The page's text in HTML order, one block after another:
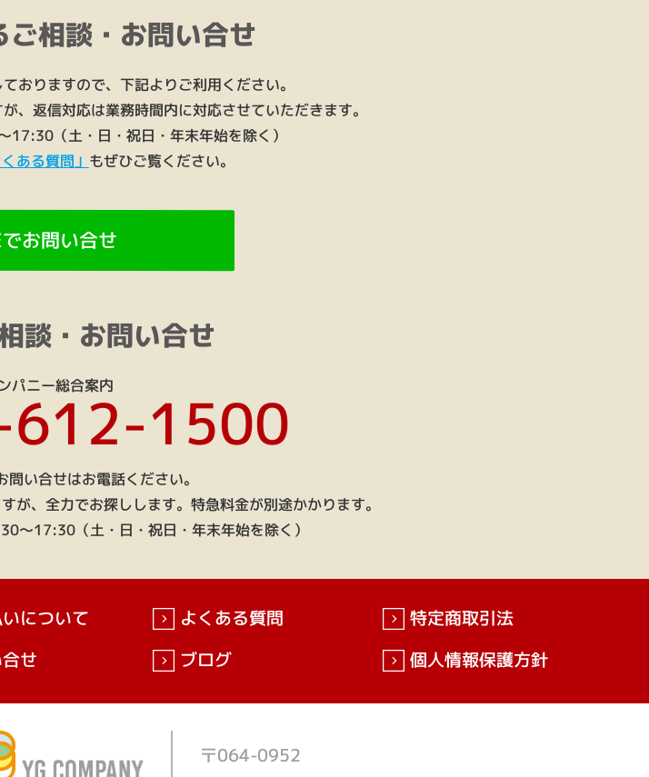
ご相談・お問い合せ
おりますので、下記よりご利用ください。
、返信対応は業務時間内に対応させていただきます。
（土・日・祝日・年末年始を除く）
くある質問」 もぜひご覧ください。
お問い合せ
談・お問い合せ
パニー総合案内 1500
い合せはお電話ください。
が、全力でお探しします。特急料金が別途かかります。
～17:30（土・日・祝日・年末年始を除く）
について よくある質問
特定商取引法
せ ブログ 個人情報保護方針
〒064-0952